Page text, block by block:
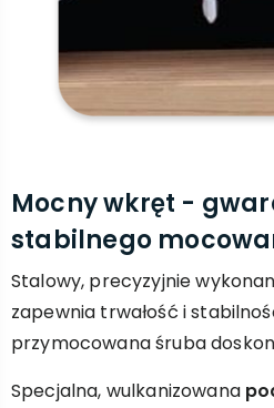
Mocny wkręt -
stabilnego
Stalowy, precyzyjnie
zapewnia trwałość i
przymocowana śruba
Specjalna, wulkanizowana